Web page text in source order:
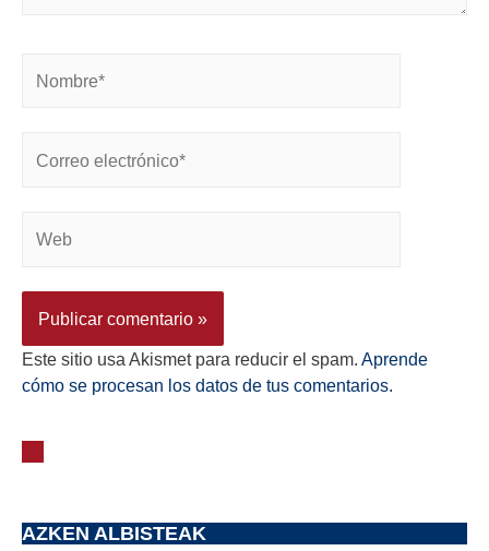
Este sitio usa Akismet para reducir el spam. Aprende
cómo se procesan los datos de tus comentarios.
AZKEN ALBISTEAK